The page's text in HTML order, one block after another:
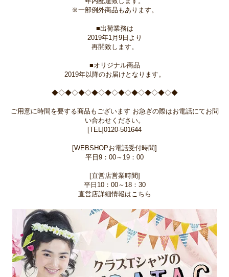
※一部例外商品もあります。
■出荷業務は
2019年1月9日より
再開致します。
■オリジナル商品
2019年以降のお届けとなります。
◆◇◆◇◆◇◆◇◆◇◆◇◆◇◆◇◆◇◆
ご用意に時間を要する商品もございます お急ぎの際はお電話にてお問
い合わせください。
[TEL]0120-501644
[WEBSHOPお電話受付時間]
平日9：00～19：00
[直営店営業時間]
平日10：00～18：30
直営店詳細情報はこちら